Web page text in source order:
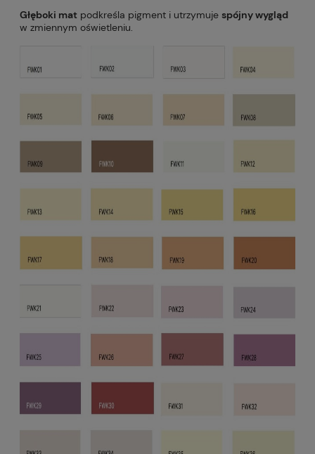
Głęboki mat podkreśla pigment i utrzymuje spójny wygląd
w zmiennym oświetleniu.